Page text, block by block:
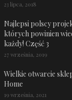
23 lipca, 2018
Najlepsi polscy
których powinien
każdy! Część 3
27 września, 2019
Wielkie otwarcie
Home
19 września, 2021